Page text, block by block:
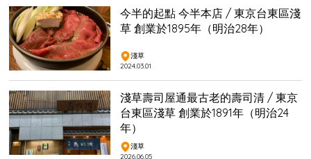
今半的起點 今半本店 / 東京台東區淺
草 創業於1895年（明治28年）
淺草
2024.03.01
淺草壽司屋通最古老的壽司清 / 東京
台東區淺草 創業於1891年（明治24
年）
淺草
2026.06.05